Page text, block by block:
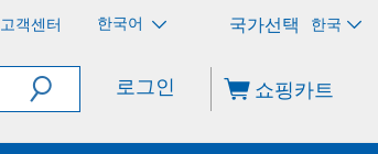
고객센터 한국어 한국
로그인 쇼핑카트